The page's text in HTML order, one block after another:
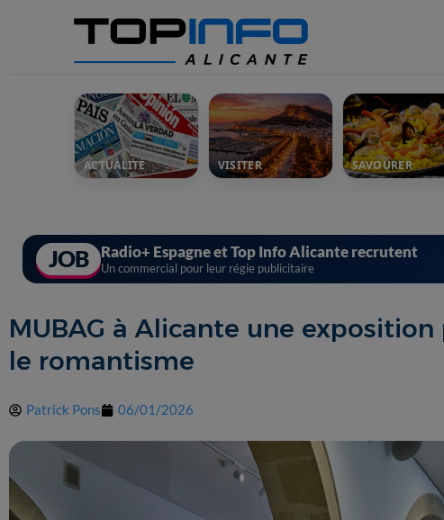
ACTUALITÉ VISITER SAVOURER
JOB Radio+ Espagne et Top Info Alicante recrutent
Un commercial pour leur régie publicitaire
MUBAG à Alicante une
le romantisme
Patrick Pons 06/01/2026